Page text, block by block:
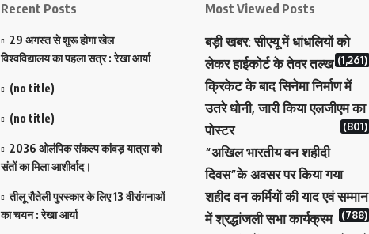
Recent Posts
29 अगस्त से शुरू होगा खेल
विश्वविद्यालय का पहला सत्र : रेखा आर्या
(no title)
(no title)
2036 ओलंपिक संकल्प कांवड़ यात्रा को
संतों का मिला आशीर्वाद।
तीलू रौतेली पुरस्कार के लिए 13 वीरांगनाओं
का चयन : रेखा आर्या
Most Viewed Posts
बड़ी खबर: सीएयू में धांधलियों को
लेकर हाईकोर्ट के तेवर तल्ख (1,261)
क्रिकेट के बाद सिनेमा निर्माण में
उतरे धोनी, जारी किया एलजीएम का
पोस्टर
(801)
“अखिल भारतीय वन शहीदी
दिवस”के अवसर पर किया गया
शहीद वन कर्मियों की याद एवं सम्मान
में श्रद्धांजली सभा कार्यक्रम
(788)